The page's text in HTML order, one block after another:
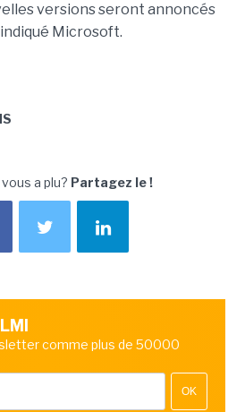
versions seront annoncés
Microsoft.
a plu? Partagez le !
comme plus de 50000
OK